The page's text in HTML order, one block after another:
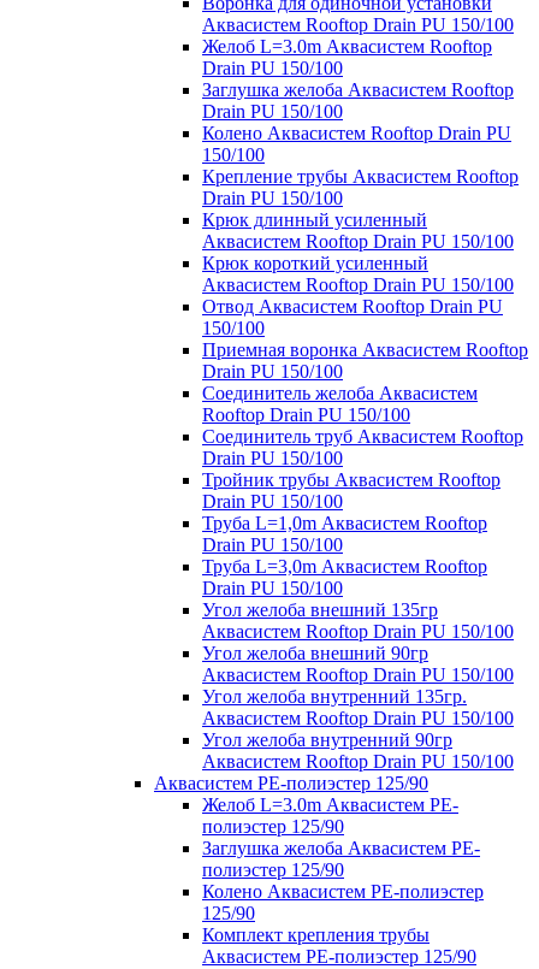
Аквасистем Rooftop Drain PU 150/100
Желоб L=3.0m Аквасистем Rooftop
Drain PU 150/100
Заглушка желоба Аквасистем Rooftop
Drain PU 150/100
Колено Аквасистем Rooftop Drain PU
150/100
Крепление трубы Аквасистем Rooftop
Drain PU 150/100
Крюк длинный усиленный
Аквасистем Rooftop Drain PU 150/100
Крюк короткий усиленный
Аквасистем Rooftop Drain PU 150/100
Отвод Аквасистем Rooftop Drain PU
150/100
Приемная воронка Аквасистем Rooftop
Drain PU 150/100
Соединитель желоба Аквасистем
Rooftop Drain PU 150/100
Соединитель труб Аквасистем Rooftop
Drain PU 150/100
Тройник трубы Аквасистем Rooftop
Drain PU 150/100
Труба L=1,0m Аквасистем Rooftop
Drain PU 150/100
Труба L=3,0m Аквасистем Rooftop
Drain PU 150/100
Угол желоба внешний 135гр
Аквасистем Rooftop Drain PU 150/100
Угол желоба внешний 90гр
Аквасистем Rooftop Drain PU 150/100
Угол желоба внутренний 135гр.
Аквасистем Rooftop Drain PU 150/100
Угол желоба внутренний 90гр
Аквасистем Rooftop Drain PU 150/100
Аквасистем PE-полиэстер 125/90
Желоб L=3.0m Аквасистем PE-
полиэстер 125/90
Заглушка желоба Аквасистем PE-
полиэстер 125/90
Колено Аквасистем PE-полиэстер
125/90
Комплект крепления трубы
Аквасистем PE-полиэстер 125/90